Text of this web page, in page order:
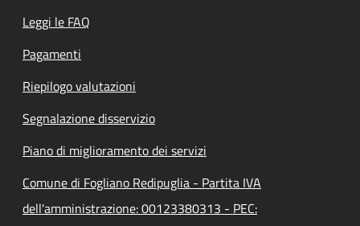
Leggi le FAQ
Pagamenti
Riepilogo valutazioni
Segnalazione disservizio
Piano di miglioramento dei servizi
Comune di Fogliano Redipuglia - Partita IVA
dell'amministrazione: 00123380313 - PEC: